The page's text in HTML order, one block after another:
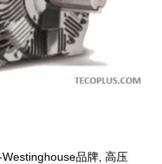
品牌, 高压